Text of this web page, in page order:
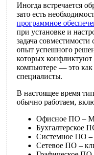
Иногда встречается
зато есть
программное
при установке и
задача
опыт успешного
которых конфликтуют
компьютере — это
специалисты.
В настоящее время
обычно работаем,
Офисное ПО –
Бухгалтерское
Системное ПО –
Сетевое ПО –